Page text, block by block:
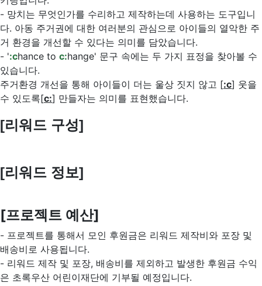
- 망치는 무엇인가를 수리하고 제작하는데 사용하는 도구입니
다. 아동 주거권에 대한 여러분의 관심으로 아이들의 열악한 주
거 환경을 개선할 수 있다는 의미를 담았습니다.
- ':chance to c:hange' 문구 속에는 두 가지 표정을 찾아볼 수
있습니다.
주거환경 개선을 통해 아이들이 더는 울상 짓지 않고 [:c] 웃을
수 있도록[c:] 만들자는 의미를 표현했습니다.
[리워드 구성]
[리워드 정보]
[프로젝트 예산]
- 프로젝트를 통해서 모인 후원금은 리워드 제작비와 포장 및
배송비로 사용됩니다.
- 리워드 제작 및 포장, 배송비를 제외하고 발생한 후원금 수익
은 초록우산 어린이재단에 기부될 예정입니다.